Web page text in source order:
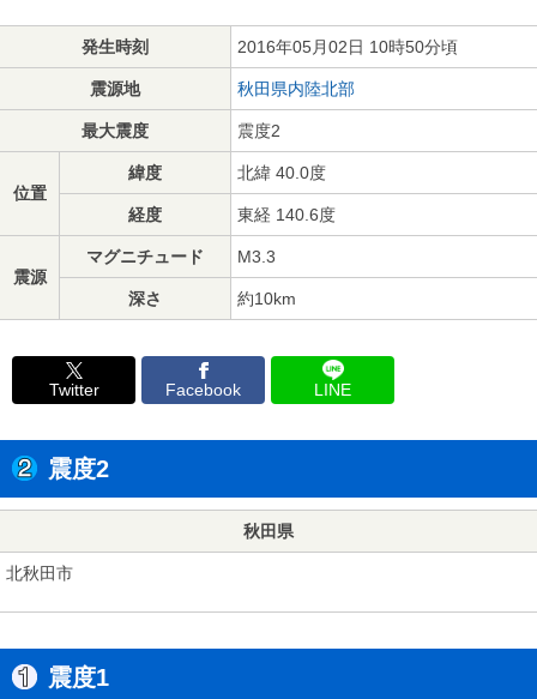
発生時刻 2016年05月02日 10時50分頃
震源地 秋田県内陸北部
最大震度 震度2
位置
緯度 北緯 40.0度
経度 東経 140.6度
震源
マグニチュード M3.3
深さ 約10km
Twitter Facebook LINE
震度2
秋田県
北秋田市
震度1